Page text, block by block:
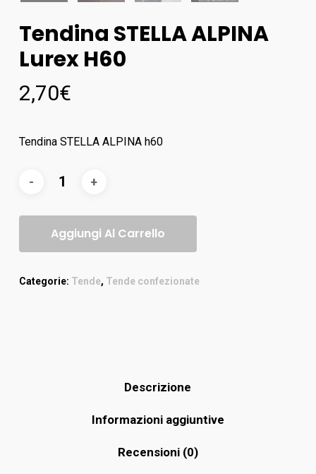
Tendina STELLA ALPINA
Lurex H60
2,70€
Tendina STELLA ALPINA h60
Aggiungi Al Carrello
Categorie: Tende, Tende confezionate
Descrizione
Informazioni aggiuntive
Recensioni (0)